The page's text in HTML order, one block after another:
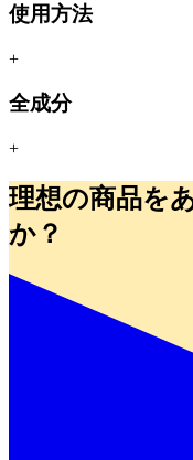
使用方法
+
全成分
+
理想の商品を
か？